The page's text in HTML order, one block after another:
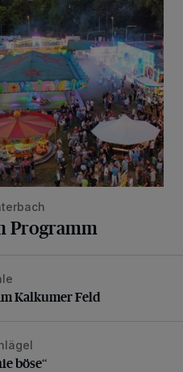
Programm
Kalkumer Feld
Kalkumer Feld
böse“